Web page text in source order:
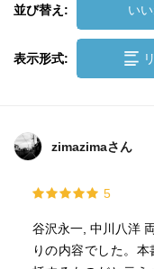
並び替え: い
表示形式:
zimazimaさん
5
谷沢永一, 中川八洋
りの内容でした。